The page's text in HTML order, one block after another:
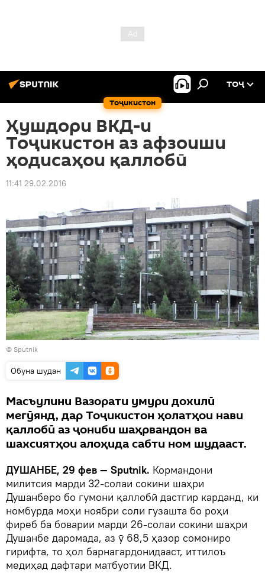
Тоҷикистон
ТОҶ
Ҳушдори ВКД-и
Тоҷикистон аз афзоиши
ҳодисаҳои қаллобӣ
11:41 29.02.2016
© Sputnik
Обуна шудан
Масъулини Вазорати умури дохилӣ
мегӯянд, дар Тоҷикистон ҳолатҳои нави
қаллобӣ аз ҷониби шаҳрвандон ва
шахсиятҳои алоҳида сабти ном шудааст.
ДУШАНБЕ, 29 фев — Sputnik. Кормандони
милитсия марди 32-солаи сокини шаҳри
Душанберо бо гумони қаллобӣ дастгир карданд, ки
номбурда моҳи ноябри соли гузашта бо роҳи
фиреб ба боварии марди 26-солаи сокини шаҳри
Душанбе даромада, аз ӯ 68,5 ҳазор сомониро
гирифта, то ҳол барнагардонидааст, иттилоъ
медиҳад дафтари матбуотии ВКД.